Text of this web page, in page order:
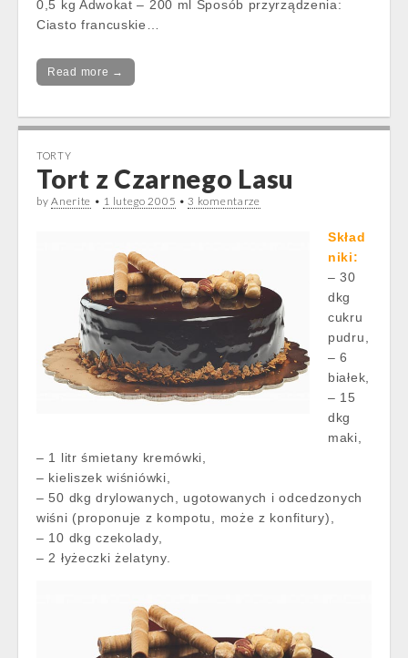
0,5 kg Adwokat – 200 ml Sposób przyrządzenia:
Ciasto francuskie…
Read more →
TORTY
Tort z Czarnego Lasu
byAnerite • 1 lutego 2005 •3 komentarze
Skład
niki:
– 30
dkg
cukru
pudru,
– 6
białek,
– 15
dkg
maki,
– 1 litr śmietany kremówki,
– kieliszek wiśniówki,
– 50 dkg drylowanych, ugotowanych i odcedzonych
wiśni (proponuje z kompotu, może z konfitury),
– 10 dkg czekolady,
– 2 łyżeczki żelatyny.